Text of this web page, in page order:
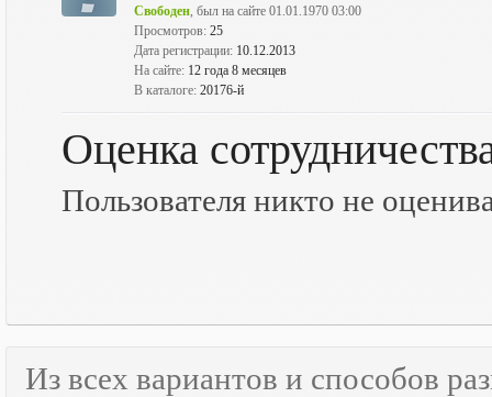
Свободен, был на сайте 01.01.1970 03:00
Просмотров: 25
Дата регистрации: 10.12.2013
На сайте: 12 года 8 месяцев
В каталоге: 20176-й
Оценка
Пользователя никто не
Из всех вариантов и способов